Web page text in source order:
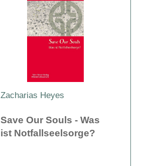
Zacharias Heyes
Save Our Souls - Was
ist Notfallseelsorge?